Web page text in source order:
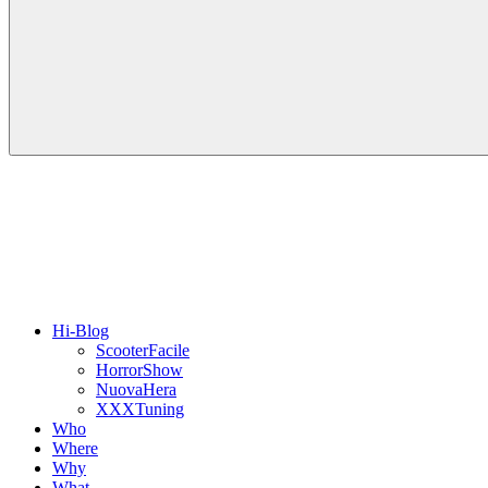
Hi-Blog
ScooterFacile
HorrorShow
NuovaHera
XXXTuning
Who
Where
Why